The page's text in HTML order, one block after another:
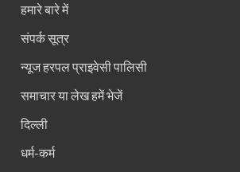
हमारे बारे में
संपर्क सूत्र
न्यूज हरपल प्राइवेसी पालिसी
समाचार या लेख हमें भेजें
दिल्ली
धर्म-कर्म